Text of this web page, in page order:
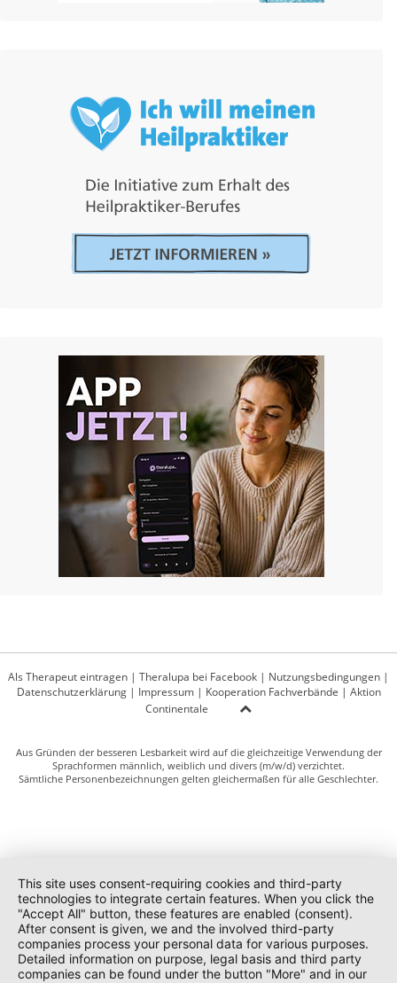
Als Therapeut eintragen | Theralupa bei Facebook | Nutzungsbedingungen |
Datenschutzerklärung| Impressum| Kooperation Fachverbände | Aktion
Continentale
Aus Gründen der besseren Lesbarkeit wird auf die gleichzeitige Verwendung der
Sprachformen männlich, weiblich und divers (m/w/d) verzichtet.
Sämtliche Personenbezeichnungen gelten gleichermaßen für alle Geschlechter.
This site uses consent-requiring cookies and third-party
technologies to integrate certain features. When you click the
"Accept All" button, these features are enabled (consent).
After consent is given, we and the involved third-party
companies process your personal data for various purposes.
Detailed information on purpose, legal basis and third party
companies can be found under the button "More" and in our